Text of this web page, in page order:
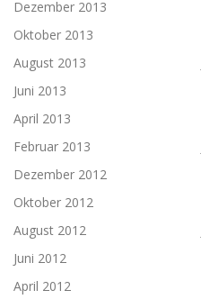
Dezember 2013
Oktober 2013
August 2013
Juni 2013
April 2013
Februar 2013
Dezember 2012
Oktober 2012
August 2012
Juni 2012
April 2012